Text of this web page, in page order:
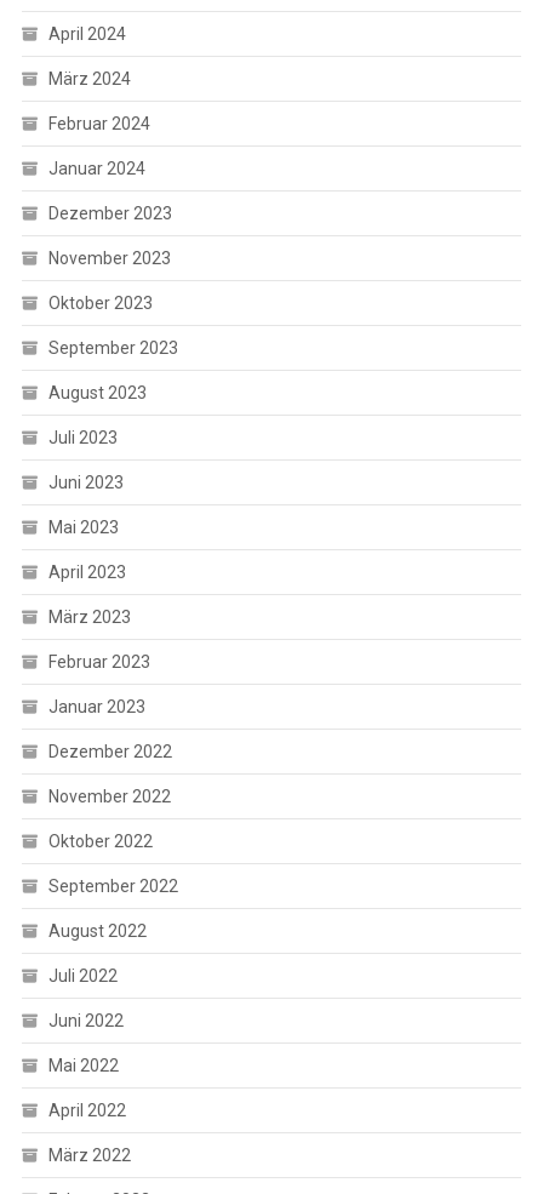
April 2024
März 2024
Februar 2024
Januar 2024
Dezember 2023
November 2023
Oktober 2023
September 2023
August 2023
Juli 2023
Juni 2023
Mai 2023
April 2023
März 2023
Februar 2023
Januar 2023
Dezember 2022
November 2022
Oktober 2022
September 2022
August 2022
Juli 2022
Juni 2022
Mai 2022
April 2022
März 2022